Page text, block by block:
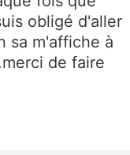
obligé d'aller
sa m'affiche à
de faire